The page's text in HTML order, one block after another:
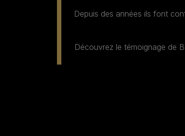
Depuis des années ils font
Découvrez le témoignage de